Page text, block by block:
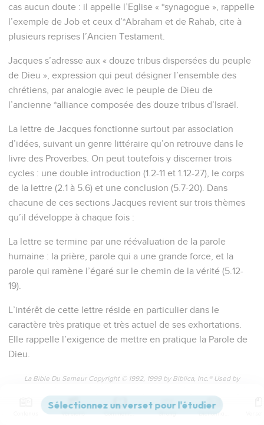
cas aucun doute : il appelle l’Eglise « *synagogue », rappelle
l’exemple de Job et ceux d’*Abraham et de Rahab, cite à
plusieurs reprises l’Ancien Testament.
Jacques s’adresse aux « douze tribus dispersées du peuple
de Dieu », expression qui peut désigner l’ensemble des
chrétiens, par analogie avec le peuple de Dieu de
l’ancienne *alliance composée des douze tribus d’Israël.
La lettre de Jacques fonctionne surtout par association
d’idées, suivant un genre littéraire qu’on retrouve dans le
livre des Proverbes. On peut toutefois y discerner trois
cycles : une double introduction (1.2-11 et 1.12-27), le corps
de la lettre (2.1 à 5.6) et une conclusion (5.7-20). Dans
chacune de ces sections Jacques revient sur trois thèmes
qu’il développe à chaque fois :
La lettre se termine par une réévaluation de la parole
humaine : la prière, parole qui a une grande force, et la
parole qui ramène l’égaré sur le chemin de la vérité (5.12-
19).
L’intérêt de cette lettre réside en particulier dans le
caractère très pratique et très actuel de ses exhortations.
Elle rappelle l’exigence de mettre en pratique la Parole de
Dieu.
La Bible Du Semeur Copyright © 1992, 1999 by Biblica, Inc.® Used by
Versions Commentaires Strong